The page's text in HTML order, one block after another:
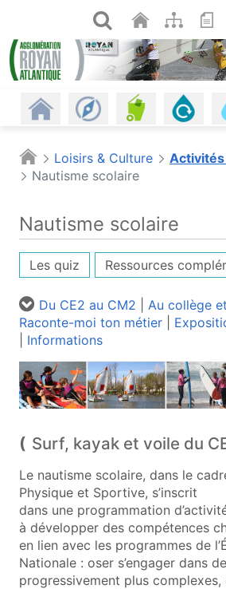
Saut au contenu principal
Ouvrir la
Revenir à l'accueil
Les communes
Gestion
Offres d'emploi
Économie
Les infos
Loisirs & Culture
Nautisme scolaire
Nautisme scolaire
Les quiz Ressources
Du CE2 au CM2 Au collège
Raconte-moi ton métier
Informations
Surf, kayak et voile du
Le nautisme scolaire, dans le
Physique et Sportive, s’inscrit
dans une programmation
à développer des compétences
en lien avec les programmes de
Nationale : oser s’engager dans
progressivement plus complexes,
Panneau de gestion des cookies